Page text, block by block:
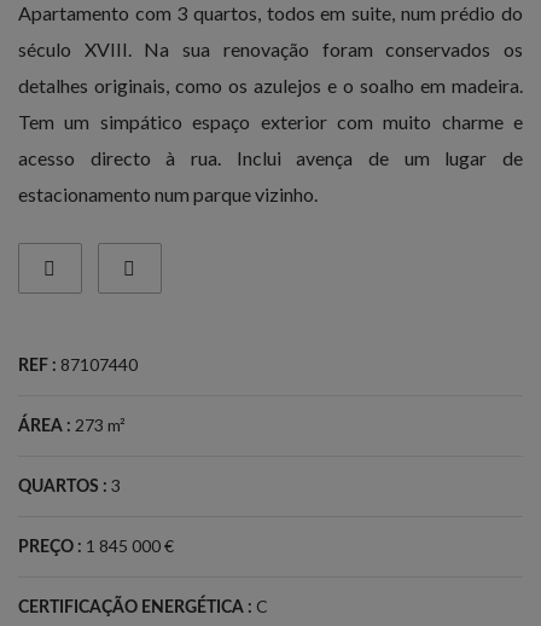
Apartamento com 3 quartos, todos em suite, num prédio do
século XVIII. Na sua renovação foram conservados os
detalhes originais, como os azulejos e o soalho em madeira.
Tem um simpático espaço exterior com muito charme e
acesso directo à rua. Inclui avença de um lugar de
estacionamento num parque vizinho.
REF : 87107440
ÁREA : 273 m²
QUARTOS : 3
PREÇO : 1 845 000 €
CERTIFICAÇÃO ENERGÉTICA : C